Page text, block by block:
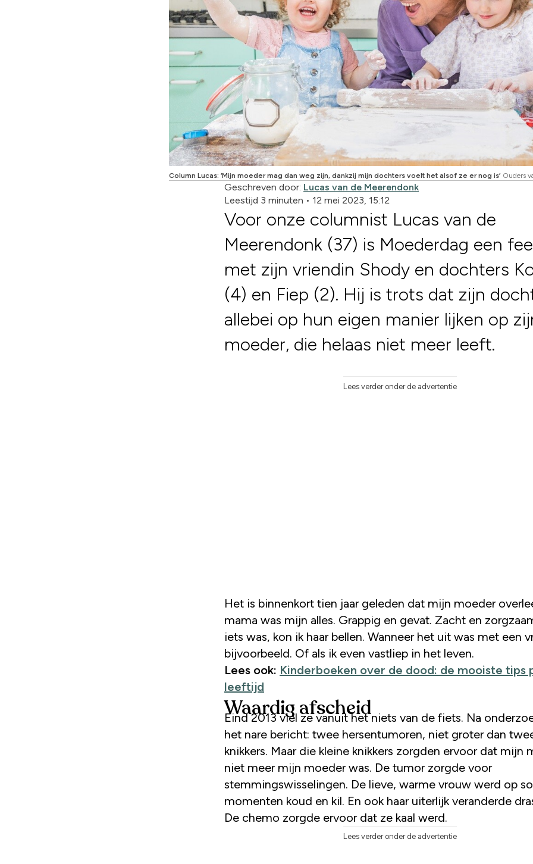
Column Lucas: ‘Mijn moeder mag dan weg zijn, dankzij mijn dochters voelt het alsof ze er nog is’ Ouders
Geschreven door: Lucas van de Meerendonk
Leestijd 3 minuten • 12 mei 2023, 15:12
Voor onze columnist Lucas van de
Meerendonk (37) is Moederdag een
met zijn vriendin Shody en dochters
(4) en Fiep (2). Hij is trots dat zijn
allebei op hun eigen manier lijken op
moeder, die helaas niet meer leeft.
Lees verder onder de advertentie
Het is binnenkort tien jaar geleden dat mijn moeder overleed. Mijn
mama was mijn alles. Grappig en gevat. Zacht en
iets was, kon ik haar bellen. Wanneer het uit was met een
bijvoorbeeld. Of als ik even vastliep in het leven.
Lees ook: Kinderboeken over de dood: de mooiste tips
leeftijd
Waardig afscheid
Eind 2013 viel ze vanuit het niets van de fiets. Na
het nare bericht: twee hersentumoren, niet groter dan
knikkers. Maar die kleine knikkers zorgden ervoor dat mijn
niet meer mijn moeder was. De tumor zorgde voor
stemmingswisselingen. De lieve, warme vrouw werd op
momenten koud en kil. En ook haar uiterlijk veranderde
De chemo zorgde ervoor dat ze kaal werd.
Lees verder onder de advertentie